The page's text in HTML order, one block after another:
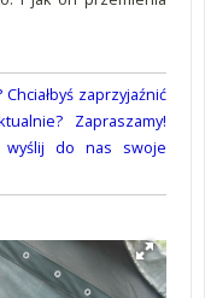
zaprzyjaźnić
Zapraszamy!
wyślij do nas swoje